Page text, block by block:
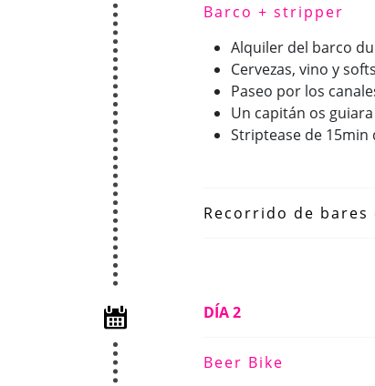
Barco + stripper
Alquiler del barco
Cervezas, vino y
Paseo por los
Un capitán os
Striptease de
Recorrido de bares
DÍA 2
Beer Bike